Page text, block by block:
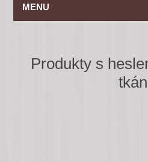
MENU
Produkty s